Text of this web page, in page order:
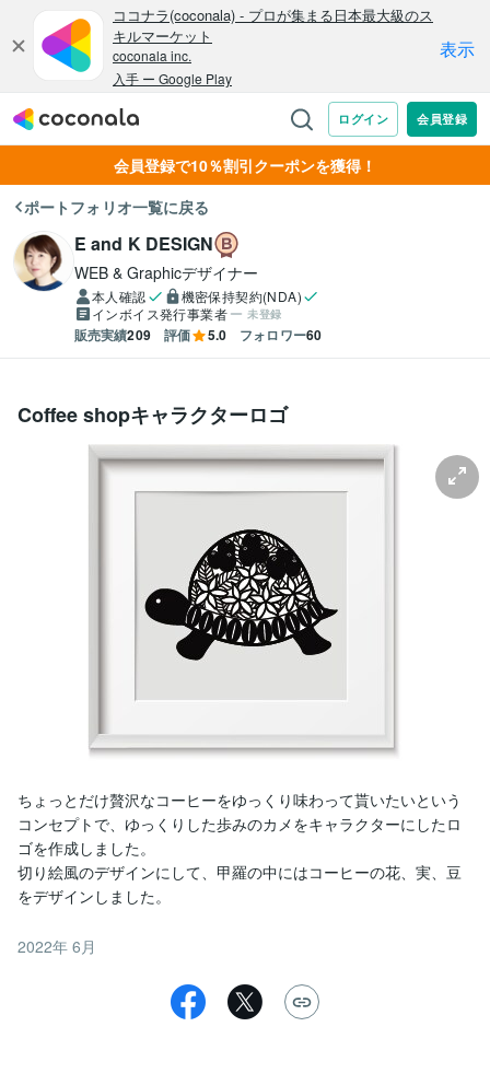
会員登録で10％割引クーポンを獲得！
ポートフォリオ一覧に戻る
E and K DESIGN
WEB & Graphicデザイナー
本人確認
機密保持契約(NDA)
インボイス発行事業者
未登録
販売実績209 評価 5.0 フォロワー60
Coffee shopキャラクターロゴ
ちょっとだけ贅沢なコーヒーをゆっくり味わって貰いたいという
コンセプトで、ゆっくりした歩みのカメをキャラクターにしたロ
ゴを作成しました。
切り絵風のデザインにして、甲羅の中にはコーヒーの花、実、豆
をデザインしました。
2022年 6月